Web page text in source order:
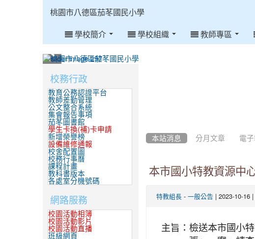
桃園市八德區茄苳國民小學
學校簡介 學校組織 教師專區
本站消息 分月文章 電
本市國小特教資源中
特教組長 - 一般公告 | 2023-10-16
主旨： 檢送本市國小
:::
校務行政
教育公務認證平台
教師差勤管理
公文整合系統
集會報告事項
茄苳圖書館
學生卡換(補)卡申請
新增榮譽榜
設備維修通報
校舍配置圖
校務行事曆
課程計畫
教科書版本
各處室分機號碼
網路服務
校園活動相簿
校園活動影片
校園活動直播
班級網頁